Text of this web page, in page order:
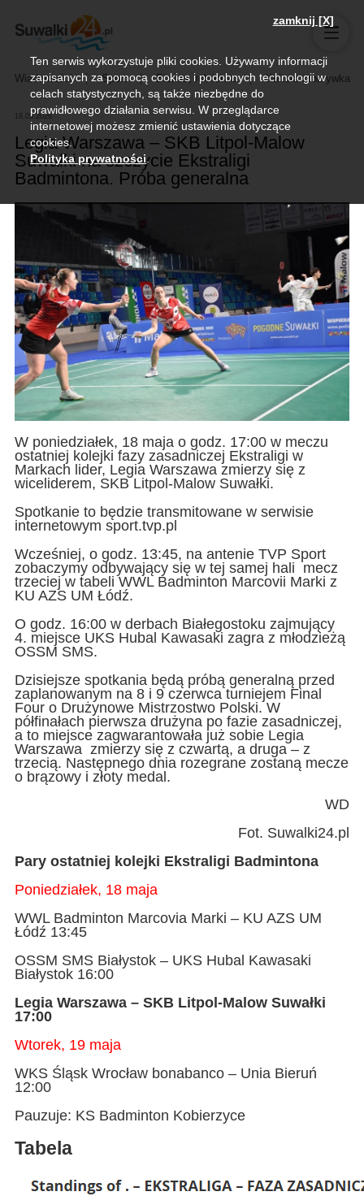
Wiadomości Sport Biznes, rolnictwo Kultura i rozrywka
18.05.2026
Legia Warszawa – SKB Litpol-Malow
Suwałki na szczycie Ekstraligi
Badmintona. Próba generalna
W poniedziałek, 18 maja o godz. 17:00 w meczu
ostatniej kolejki fazy zasadniczej Ekstraligi w
Markach lider, Legia Warszawa zmierzy się z
wiceliderem, SKB Litpol-Malow Suwałki.
Spotkanie to będzie transmitowane w serwisie
internetowym sport.tvp.pl
Wcześniej, o godz. 13:45, na antenie TVP Sport
zobaczymy odbywający się w tej samej hali mecz
trzeciej w tabeli WWL Badminton Marcovii Marki z
KU AZS UM Łódź.
O godz. 16:00 w derbach Białegostoku zajmujący
4. miejsce UKS Hubal Kawasaki zagra z młodzieżą
OSSM SMS.
Dzisiejsze spotkania będą próbą generalną przed
zaplanowanym na 8 i 9 czerwca turniejem Final
Four o Drużynowe Mistrzostwo Polski. W
półfinałach pierwsza drużyna po fazie zasadniczej,
a to miejsce zagwarantowała już sobie Legia
Warszawa zmierzy się z czwartą, a druga – z
trzecią. Następnego dnia rozegrane zostaną mecze
o brązowy i złoty medal.
WD
Fot. Suwalki24.pl
Pary ostatniej kolejki Ekstraligi Badmintona
Poniedziałek, 18 maja
WWL Badminton Marcovia Marki – KU AZS UM
Łódź 13:45
OSSM SMS Białystok – UKS Hubal Kawasaki
Białystok 16:00
Legia Warszawa – SKB Litpol-Malow Suwałki
17:00
Wtorek, 19 maja
WKS Śląsk Wrocław bonabanco – Unia Bieruń
12:00
Pauzuje: KS Badminton Kobierzyce
Tabela
zamknij [X]
Ten serwis wykorzystuje pliki cookies. Używamy informacji
zapisanych za pomocą cookies i podobnych technologii w
celach statystycznych, są także niezbędne do
prawidłowego działania serwisu. W przeglądarce
internetowej możesz zmienić ustawienia dotyczące
cookies.
Polityka prywatności.